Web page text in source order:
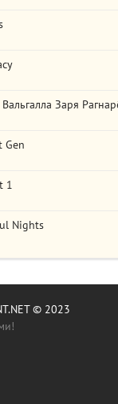
Заря
Gen
1
Nights
© 2023